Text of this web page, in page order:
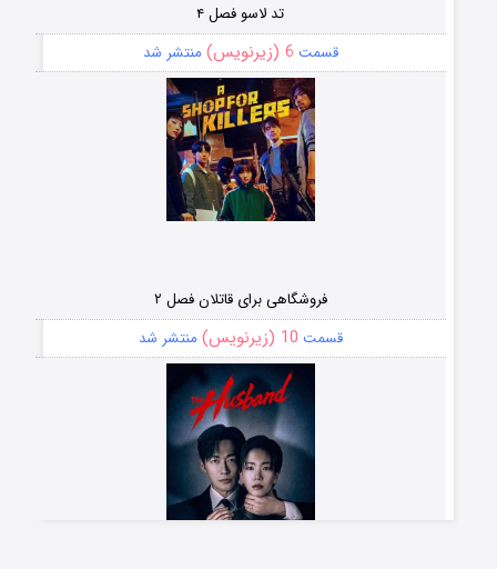
تد لاسو فصل ۴
قسمت 6 (زیرنویس) منتشر شد
فروشگاهی برای قاتلان فصل ۲
قسمت 10 (زیرنویس) منتشر شد